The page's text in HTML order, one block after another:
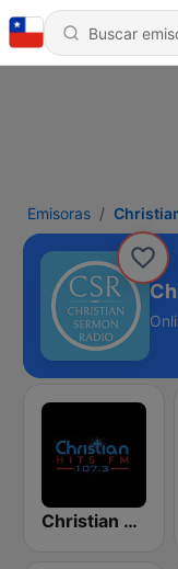
Emisoras
Christian Hits FM